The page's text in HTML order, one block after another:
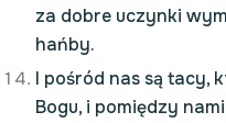
za dobre uczynki
hańby.
I pośród nas są tacy,
Bogu, i pomiędzy